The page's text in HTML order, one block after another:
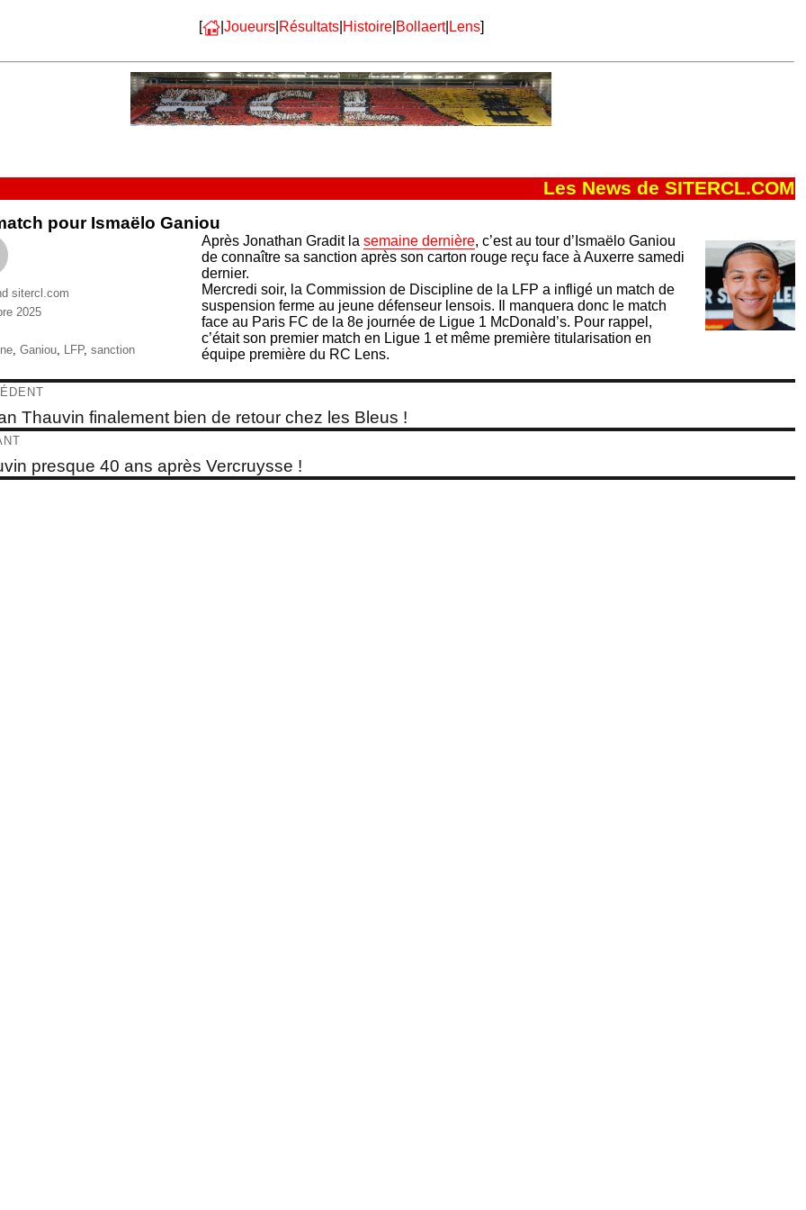
[ | Joueurs| Résultats| Histoire| Bollaert| Lens]
Les News de SITERCL.COM
pour Ismaëlo Ganiou
Après Jonathan Gradit la semaine dernière, c’est au tour d’Ismaëlo Ganiou
de connaître sa sanction après son carton rouge reçu face à Auxerre samedi
dernier.
Mercredi soir, la Commission de Discipline de la LFP a infligé un match de
suspension ferme au jeune défenseur lensois. Il manquera donc le match
face au Paris FC de la 8e journée de Ligue 1 McDonald’s. Pour rappel,
c’était son premier match en Ligue 1 et même première titularisation en
équipe première du RC Lens.
sitercl.com
2025
, Ganiou, LFP, sanction
:
Thauvin finalement bien de retour chez les Bleus !
:
presque 40 ans après Vercruysse !